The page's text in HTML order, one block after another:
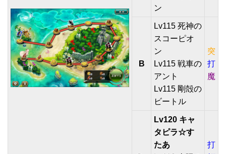
ン
B
Lv115 死神の
スコーピオ
ン
Lv115 戦車の
アント
Lv115 剛殻の
ビートル
突
打
魔
Lv120 キャ
タピラ☆す
たあ
打